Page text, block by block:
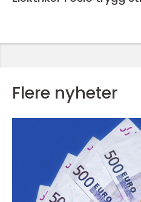
Flere nyheter